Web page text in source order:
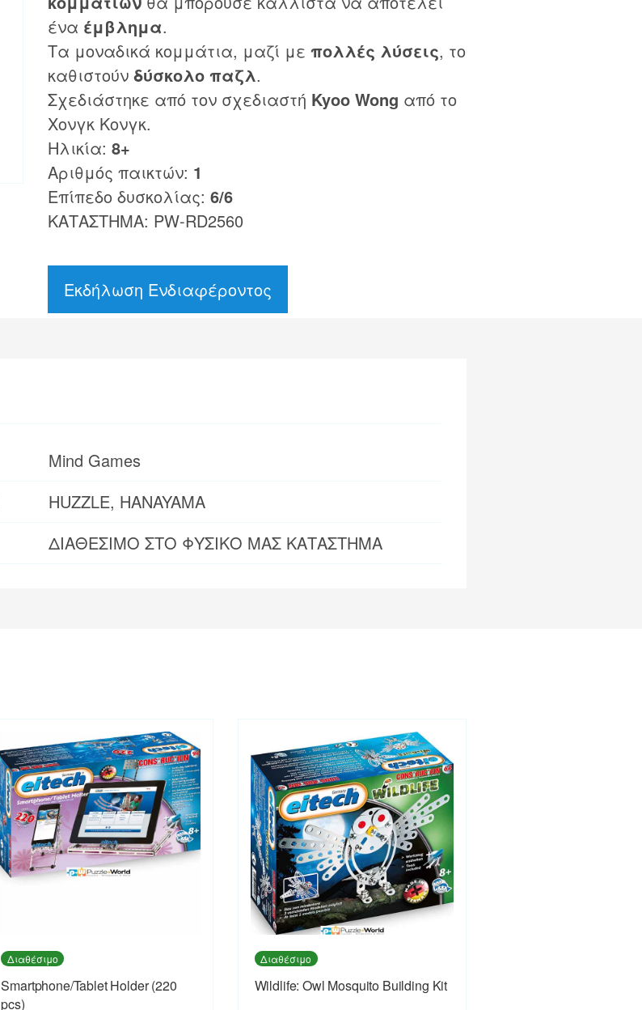
ένα έμβλημα.
Τα μοναδικά κομμάτια, μαζί με πολλές λύσεις, το
καθιστούν δύσκολο παζλ.
Σχεδιάστηκε από τον σχεδιαστή Kyoo Wong από το
Χονγκ Κονγκ.
Ηλικία: 8+
Αριθμός παικτών: 1
Επίπεδο δυσκολίας: 6/6
ΚΑΤΑΣΤΗΜΑ: PW-RD2560
Εκδήλωση Ενδιαφέροντος
Mind Games
HUZZLE, HANAYAMA
ΔΙΑΘΕΣΙΜΟ ΣΤΟ ΦΥΣΙΚΟ ΜΑΣ ΚΑΤΑΣΤΗΜΑ
Διαθέσιμο
Smartphone/Tablet Holder (220
pcs)
Διαθέσιμο
Wildlife: Owl Mosquito Building Kit